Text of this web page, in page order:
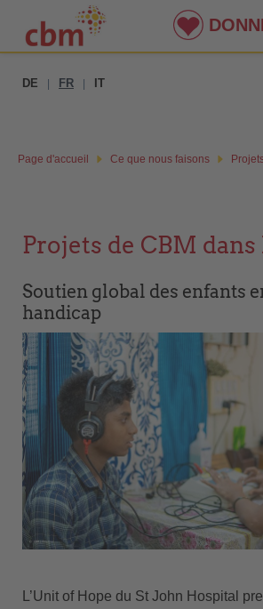
DE FR IT
Page d'accueil Ce que nous faisons
Projets de CBM
Soutien global des enfants
handicap
L’Unit of Hope du St John Hospital